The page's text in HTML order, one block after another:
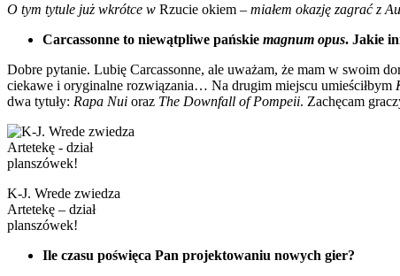
O tym tytule już wkrótce w Rzucie okiem – miałem okazję zagrać z
Carcassonne to niewątpliwe pańskie magnum opus. Jakie
Dobre pytanie. Lubię Carcassonne, ale uważam, że mam w swoim
ciekawe i oryginalne rozwiązania… Na drugim miejscu umieściłbym
dwa tytuły: Rapa Nui oraz The Downfall of Pompeii. Zachęcam
K-J. Wrede zwiedza
Artetekę – dział
planszówek!
Ile czasu poświęca Pan projektowaniu nowych gier?